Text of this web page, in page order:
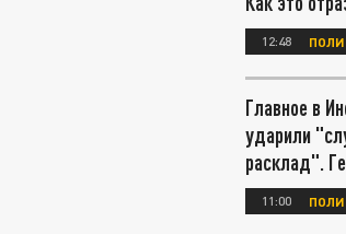
12:48
Главное в
ударили
расклад".
11:00